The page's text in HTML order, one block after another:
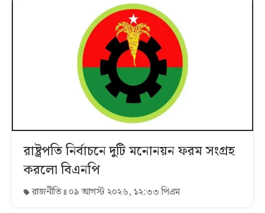
রাষ্ট্রপতি নির্বাচনে দুটি মনোনয়ন ফরম সংগ্রহ
করলো বিএনপি
রাজনীতি ০৯ আগস্ট ২০২৬, ১২:৩৩ পিএম